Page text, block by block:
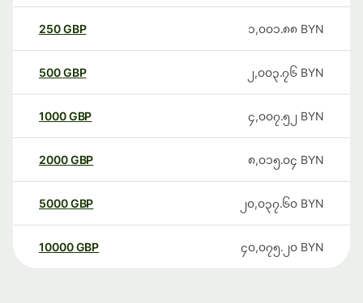
250GBP ၁,၀၀၁.၈၈ BYN
500GBP ၂,၀၀၃.၇၆ BYN
1000GBP ၄,၀၀၇.၅၂ BYN
2000GBP ၈,၀၁၅.၀၄ BYN
5000GBP ၂၀,၀၃၇.၆၀ BYN
10000 GBP ၄၀,၀၇၅.၂၀ BYN